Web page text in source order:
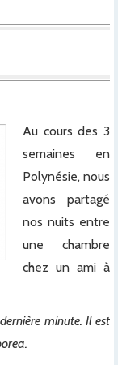
Au cours des 3
semaines en
Polynésie, nous
avons partagé
nos nuits entre
une chambre
chez un ami à
minute. Il est